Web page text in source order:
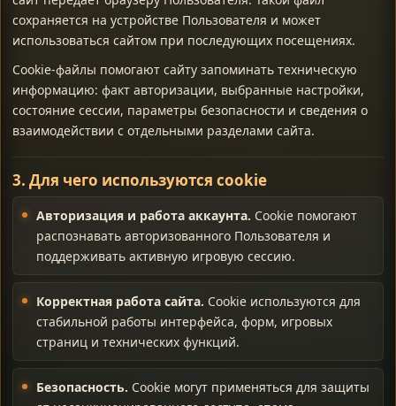
сохраняется на устройстве Пользователя и может
использоваться сайтом при последующих посещениях.
Cookie-файлы помогают сайту запоминать техническую
информацию: факт авторизации, выбранные настройки,
состояние сессии, параметры безопасности и сведения о
взаимодействии с отдельными разделами сайта.
3. Для чего используются cookie
Авторизация и работа аккаунта. Cookie помогают
распознавать авторизованного Пользователя и
поддерживать активную игровую сессию.
Корректная работа сайта. Cookie используются для
стабильной работы интерфейса, форм, игровых
страниц и технических функций.
Безопасность. Cookie могут применяться для защиты